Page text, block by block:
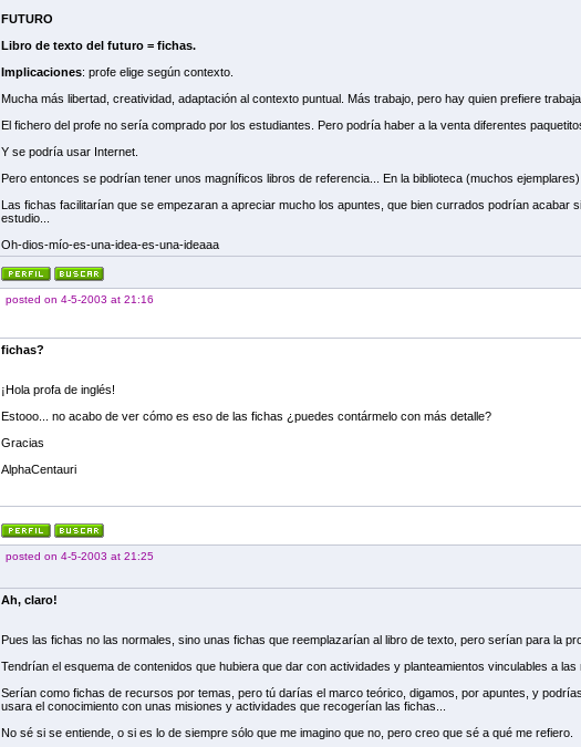
FUTURO
Libro de texto del futuro = fichas.
Implicaciones: profe elige según contexto.
Mucha más libertad, creatividad, adaptación al contexto puntual. Más trabajo, pero hay quien prefiere
El fichero del profe no sería comprado por los estudiantes. Pero podría haber a la venta diferentes
Y se podría usar Internet.
Pero entonces se podrían tener unos magníficos libros de referencia... En la biblioteca (muchos
Las fichas facilitarían que se empezaran a apreciar mucho los apuntes, que bien currados podrían
estudio...
Oh-dios-mío-es-una-idea-es-una-ideaaa
posted on 4-5-2003 at 21:16
fichas?
¡Hola profa de inglés!
Estooo... no acabo de ver cómo es eso de las fichas ¿puedes contármelo con más detalle?
Gracias
AlphaCentauri
posted on 4-5-2003 at 21:25
Ah, claro!
Pues las fichas no las normales, sino unas fichas que reemplazarían al libro de texto, pero serían para la
Tendrían el esquema de contenidos que hubiera que dar con actividades y planteamientos vinculables a las
Serían como fichas de recursos por temas, pero tú darías el marco teórico, digamos, por apuntes, y
usara el conocimiento con unas misiones y actividades que recogerían las fichas...
No sé si se entiende, o si es lo de siempre sólo que me imagino que no, pero creo que sé a qué me refiero.